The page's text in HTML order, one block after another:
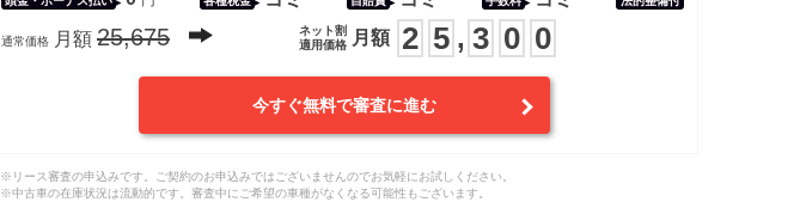
通常価格 月額 25,675
ネット割
適用価格
月額 2 5 , 3 0 0
今すぐ無料で審査に進む
※リース審査の申込みです。ご契約のお申込みではございませんのでお気軽にお試しください。
※中古車の在庫状況は流動的です。審査中にご希望の車種がなくなる可能性もございます。